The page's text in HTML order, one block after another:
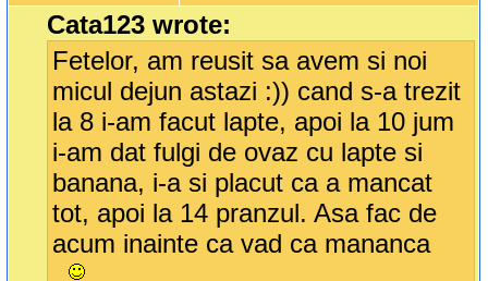
Cata123 wrote:
Fetelor, am reusit sa avem si noi
micul dejun astazi :)) cand s-a trezit
la 8 i-am facut lapte, apoi la 10 jum
i-am dat fulgi de ovaz cu lapte si
banana, i-a si placut ca a mancat
tot, apoi la 14 pranzul. Asa fac de
acum inainte ca vad ca mananca